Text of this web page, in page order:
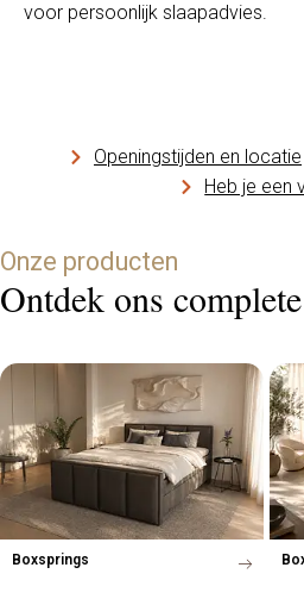
voor persoonlijk slaapadvies.
Openingstijden en locatie
Heb je een
Onze producten
Ontdek ons
Boxsprings